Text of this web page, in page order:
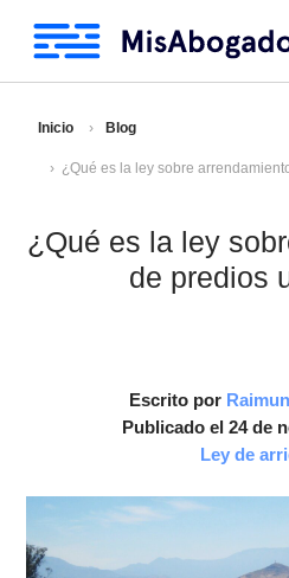
Inicio Blog
¿Qué es la ley sobre
¿Qué es la ley
de predios
Escrito por
Publicado el 24 de
Ley de